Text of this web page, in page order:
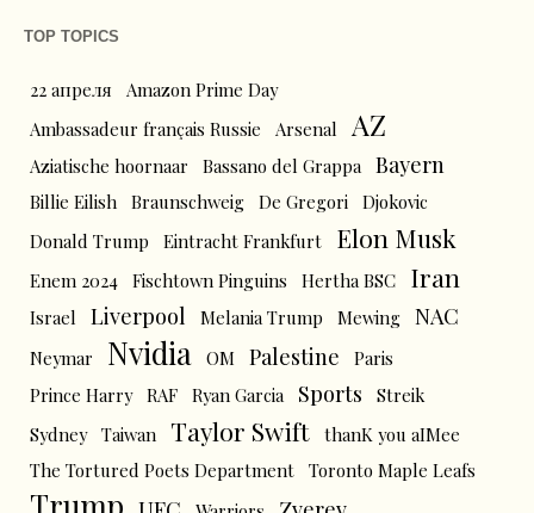
TOP TOPICS
22 апреля
Amazon Prime Day
Ambassadeur français Russie
Arsenal AZ
Aziatische hoornaar Bassano del Grappa Bayern
Billie Eilish Braunschweig De Gregori Djokovic
Donald Trump
Eintracht Frankfurt Elon Musk
Enem 2024 Fischtown Pinguins Hertha BSC Iran
Israel Liverpool Melania Trump Mewing NAC
Neymar Nvidia OM Palestine
Paris
Prince Harry RAF Ryan Garcia Sports
Streik
Sydney Taiwan Taylor Swift thanK you aIMee
The Tortured Poets Department Toronto Maple Leafs